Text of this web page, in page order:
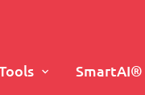
SmartAI®